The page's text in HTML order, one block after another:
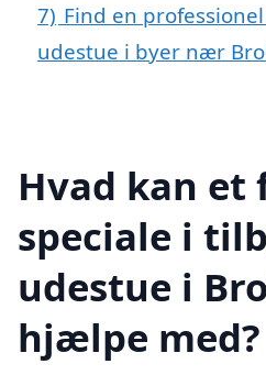
7) Find en
udestue i byer nær
Hvad kan et
speciale i
udestue i
hjælpe med?